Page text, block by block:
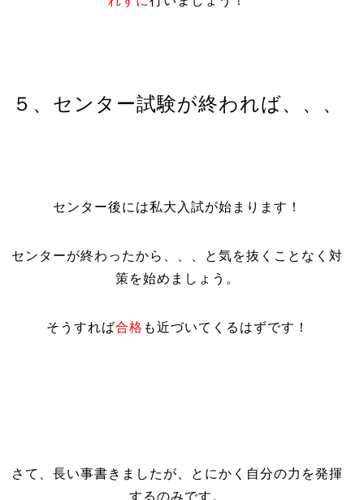
５、センター試験が終われば、、、
センター後には私大入試が始まります！
センターが終わったから、、、と気を抜くことなく対
策を始めましょう。
そうすれば合格 も近づいてくるはずです！
さて、長い事書きましたが、とにかく自分の力を発揮
するのみです。